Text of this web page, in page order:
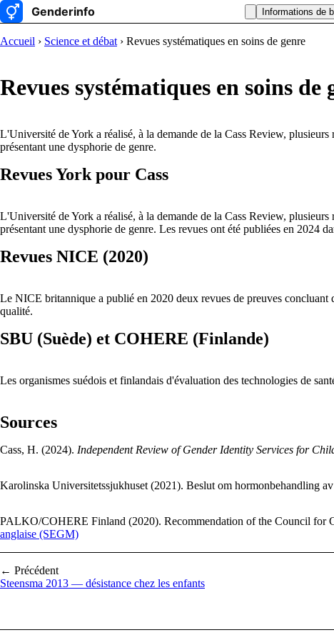
Informations de
Accueil › Science et débat › Revues systématiques en soins de genre
Revues systématiques en soins de
L'Université de York a réalisé, à la demande de la Cass Review, plusieurs
présentant une dysphorie de genre.
Revues York pour Cass
L'Université de York a réalisé, à la demande de la Cass Review, plusieurs
présentant une dysphorie de genre. Les revues ont été publiées en 2024
Revues NICE (2020)
Le NICE britannique a publié en 2020 deux revues de preuves concluant
qualité.
SBU (Suède) et COHERE (Finlande)
Les organismes suédois et finlandais d'évaluation des technologies de
Sources
Cass, H. (2024). Independent Review of Gender Identity Services for
Karolinska Universitetssjukhuset (2021). Beslut om hormonbehandling
PALKO/COHERE Finland (2020). Recommendation of the Council for
anglaise (SEGM)
← Précédent
Steensma 2013 — désistance chez les enfants